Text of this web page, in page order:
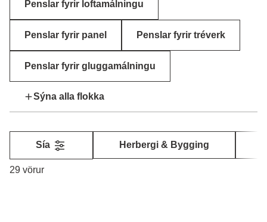
Penslar fyrir loftamálningu
Penslar fyrir panel Penslar fyrir tréverk
Penslar fyrir gluggamálningu
Sýna alla flokka
29 vörur
Sía Herbergi & Bygging